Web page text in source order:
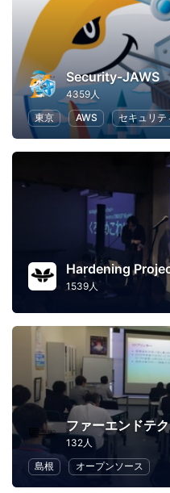
Security-JAWS
4359人
東京
AWS セキュリテ
Hardening
1539人
ファーエンドテ
132人
島根
オープンソース